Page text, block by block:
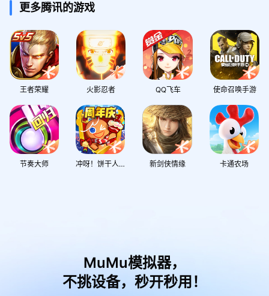
更多腾讯的游戏
王者荣耀 火影忍者 QQ飞车 使命召唤手游
节奏大师 冲呀！饼干人：王国 新剑侠情缘 卡通农场
MuMu模拟器，
不挑设备，秒开秒用！